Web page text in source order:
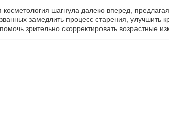
шагнула далеко вперед,
замедлить процесс старения, улучшить
зрительно скорректировать возрастные